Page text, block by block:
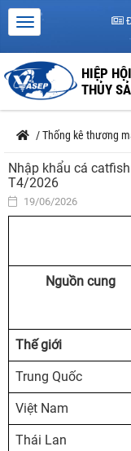
HIỆP
THỦY
/Thống kê thương
Nhập khẩu cá
T4/2026
19/06/2026
Nguồn cung
Thế giới
Trung Quốc
Việt Nam
Thái Lan